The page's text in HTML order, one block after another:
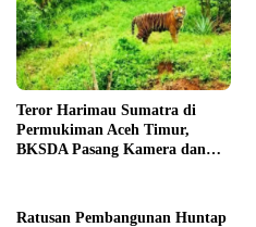
Teror Harimau Sumatra di
Permukiman Aceh Timur,
BKSDA Pasang Kamera dan
Ratusan Pembangunan Huntap